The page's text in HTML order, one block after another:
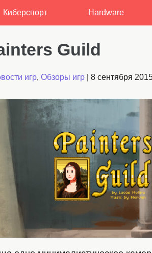
Киберспорт Hardware
Guild
игр, Обзоры игр 8 сентября